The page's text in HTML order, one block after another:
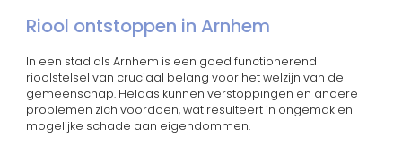
Riool ontstoppen in Arnhem
In een stad als Arnhem is een goed functionerend
rioolstelsel van cruciaal belang voor het welzijn van de
gemeenschap. Helaas kunnen verstoppingen en andere
problemen zich voordoen, wat resulteert in ongemak en
mogelijke schade aan eigendommen.